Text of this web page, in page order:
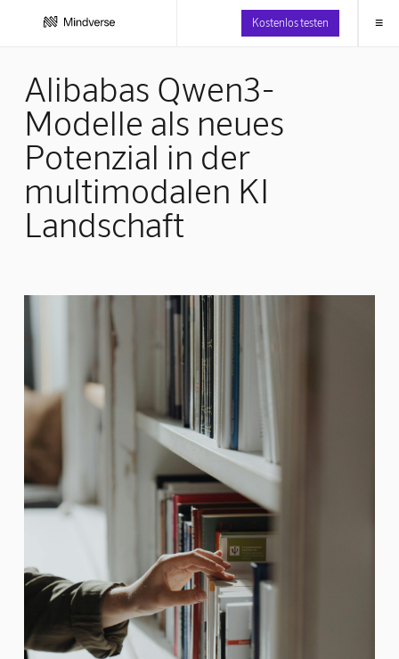
Kostenlos testen ≡
Alibabas Qwen3-
Modelle als neues
Potenzial in der
multimodalen KI
Landschaft